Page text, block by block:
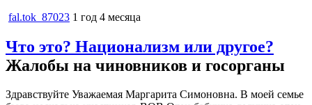
fal.tok_87023 1 год 4 месяца
Что это? Национализм или другое?
Жалобы на чиновников и госорганы
Здравствуйте Уважаемая Маргарита Симоновна. В моей семье